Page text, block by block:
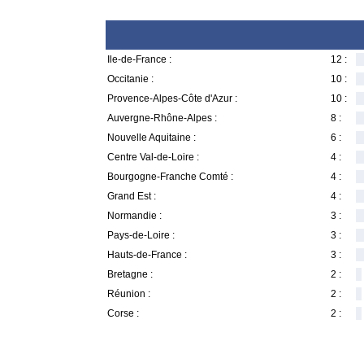
Ile-de-France :
12 :
Occitanie :
10 :
Provence-Alpes-Côte d'Azur :
10 :
Auvergne-Rhône-Alpes :
8 :
Nouvelle Aquitaine :
6 :
Centre Val-de-Loire :
4 :
Bourgogne-Franche Comté :
4 :
Grand Est :
4 :
Normandie :
3 :
Pays-de-Loire :
3 :
Hauts-de-France :
3 :
Bretagne :
2 :
Réunion :
2 :
Corse :
2 :